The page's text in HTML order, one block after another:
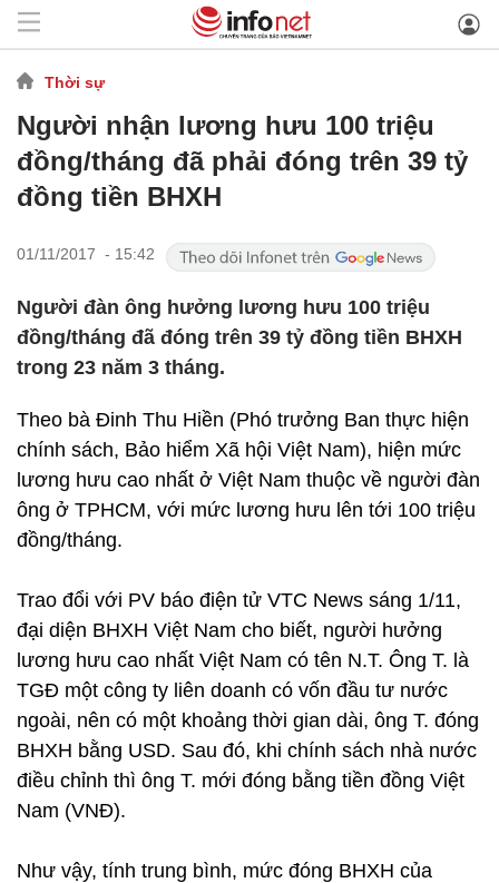
Thời sự
Người nhận lương hưu 100 triệu
đồng/tháng đã phải đóng trên 39 tỷ
đồng tiền BHXH
01/11/2017 - 15:42
Người đàn ông hưởng lương hưu 100 triệu
đồng/tháng đã đóng trên 39 tỷ đồng tiền BHXH
trong 23 năm 3 tháng.
Theo bà Đinh Thu Hiền (Phó trưởng Ban thực hiện
chính sách, Bảo hiểm Xã hội Việt Nam), hiện mức
lương hưu cao nhất ở Việt Nam thuộc về người đàn
ông ở TPHCM, với mức lương hưu lên tới 100 triệu
đồng/tháng.
Trao đổi với PV báo điện tử VTC News sáng 1/11,
đại diện BHXH Việt Nam cho biết, người hưởng
lương hưu cao nhất Việt Nam có tên N.T. Ông T. là
TGĐ một công ty liên doanh có vốn đầu tư nước
ngoài, nên có một khoảng thời gian dài, ông T. đóng
BHXH bằng USD. Sau đó, khi chính sách nhà nước
điều chỉnh thì ông T. mới đóng bằng tiền đồng Việt
Nam (VNĐ).
Như vậy, tính trung bình, mức đóng BHXH của